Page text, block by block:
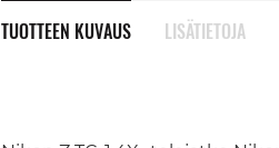
TUOTTEEN KUVAUS LISÄTIETOJA